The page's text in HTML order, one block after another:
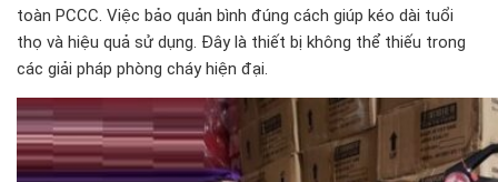
toàn PCCC. Việc bảo quản bình đúng cách giúp kéo dài tuổi
thọ và hiệu quả sử dụng. Đây là thiết bị không thể thiếu trong
các giải pháp phòng cháy hiện đại.